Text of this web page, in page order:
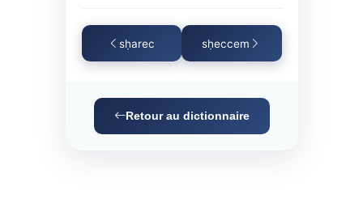
sḥarec sḥeccem
Retour au dictionnaire